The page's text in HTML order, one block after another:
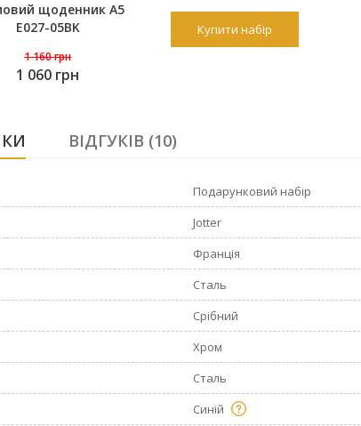
щоденник A5
E027-05BK
1 160грн
1 060 грн
Купити набір
ВІДГУКІВ (10)
Подарунковий набір
Jotter
Франція
Сталь
Срібний
Хром
Сталь
Синій